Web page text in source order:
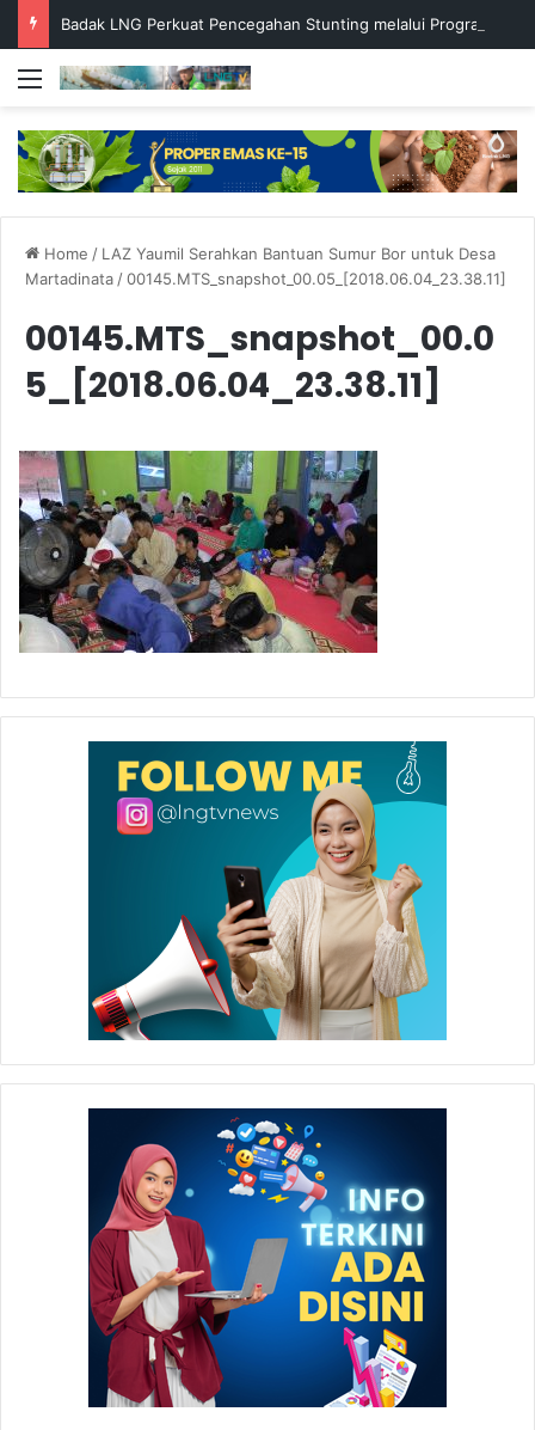
Menu
Home / LAZ Yaumil Serahkan Bantuan Sumur Bor untuk Desa
Martadinata/00145.MTS_snapshot_00.05_[2018.06.04_23.38.11]
00145.MTS_snapshot_00.0
5_[2018.06.04_23.38.11]